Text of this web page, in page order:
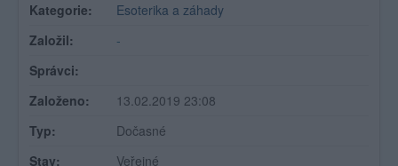
Kategorie:
Esoterika a záhady
Založil:
-
Správci:
Založeno:
13.02.2019 23:08
Typ:
Dočasné
Stav:
Veřejné